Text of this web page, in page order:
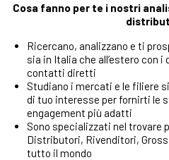
Cosa fanno per te i nostri
Ricercano, analizzano e ti
sia in Italia che all’estero con
contatti diretti
Studiano i mercati e le filiere
di tuo interesse per fornirti le
engagement più adatti
Sono specializzati nel trovare
Distributori, Rivenditori,
tutto il mondo